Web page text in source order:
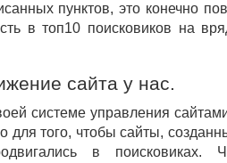
пунктов, это конечно
в топ10 поисковиков на
сайта у нас.
системе управления
для того, чтобы сайты,
в поисковиках.